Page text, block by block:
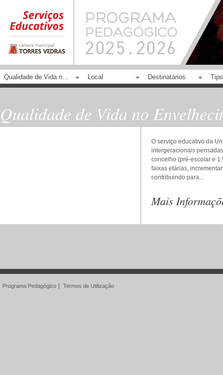
Qualidade de Vida no Envelhecimento Local Destinatários
Qualidade de Vida no
O serviço educativo da
intergeracionais
concelho (pré-escolar e
faixas etárias,
contribuindo para...
Mais
Programa Pedagógico Termos de Utilização